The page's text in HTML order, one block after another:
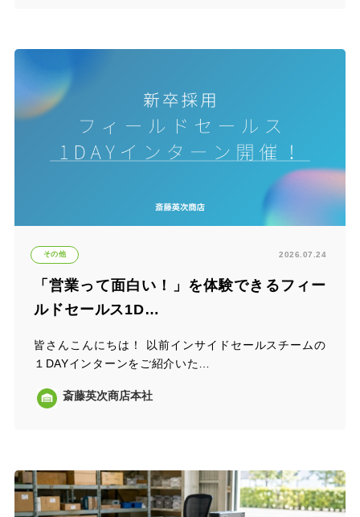
その他 2026.07.24
「営業って面白い！」を体験できるフィー
ルドセールス1D…
皆さんこんにちは！ 以前インサイドセールスチームの
１DAYインターンをご紹介いた…
斎藤英次商店本社